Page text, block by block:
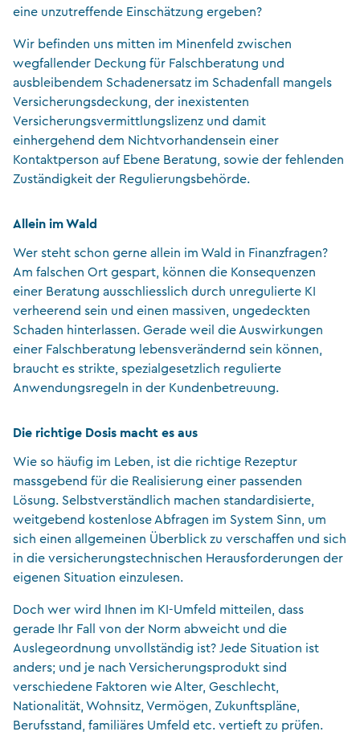
eine unzutreffende Einschätzung ergeben?
Wir befinden uns mitten im Minenfeld zwischen
wegfallender Deckung für Falschberatung und
ausbleibendem Schadenersatz im Schadenfall mangels
Versicherungsdeckung, der inexistenten
Versicherungsvermittlungslizenz und damit
einhergehend dem Nichtvorhandensein einer
Kontaktperson auf Ebene Beratung, sowie der fehlenden
Zuständigkeit der Regulierungsbehörde.
Allein im Wald
Wer steht schon gerne allein im Wald in Finanzfragen?
Am falschen Ort gespart, können die Konsequenzen
einer Beratung ausschliesslich durch unregulierte KI
verheerend sein und einen massiven, ungedeckten
Schaden hinterlassen. Gerade weil die Auswirkungen
einer Falschberatung lebensverändernd sein können,
braucht es strikte, spezialgesetzlich regulierte
Anwendungsregeln in der Kundenbetreuung.
Die richtige Dosis macht es aus
Wie so häufig im Leben, ist die richtige Rezeptur
massgebend für die Realisierung einer passenden
Lösung. Selbstverständlich machen standardisierte,
weitgebend kostenlose Abfragen im System Sinn, um
sich einen allgemeinen Überblick zu verschaffen und sich
in die versicherungstechnischen Herausforderungen der
eigenen Situation einzulesen.
Doch wer wird Ihnen im KI-Umfeld mitteilen, dass
gerade Ihr Fall von der Norm abweicht und die
Auslegeordnung unvollständig ist? Jede Situation ist
anders; und je nach Versicherungsprodukt sind
verschiedene Faktoren wie Alter, Geschlecht,
Nationalität, Wohnsitz, Vermögen, Zukunftspläne,
Berufsstand, familiäres Umfeld etc. vertieft zu prüfen.